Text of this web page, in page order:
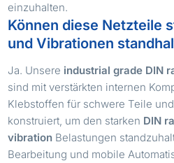
einzuhalten.
Können diese Netzteile
und Vibrationen
Ja. Unsere industrial grade DIN
sind mit verstärkten internen
Klebstoffen für schwere Teile
konstruiert, um den starken DIN
vibration Belastungen
Bearbeitung und mobile